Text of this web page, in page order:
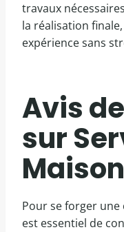
travaux
la réalisation
expérience sans
Avis
sur
Maison
Pour se forger
est essentiel de